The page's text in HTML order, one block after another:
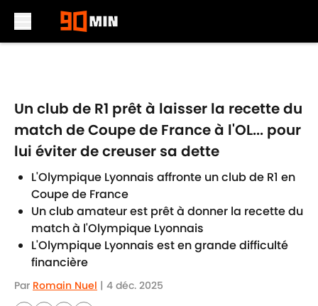
Un club de R1 prêt à laisser la recette du
match de Coupe de France à l'OL... pour
lui éviter de creuser sa dette
L'Olympique Lyonnais affronte un club de R1 en
Coupe de France
Un club amateur est prêt à donner la recette du
match à l'Olympique Lyonnais
L'Olympique Lyonnais est en grande difficulté
financière
Par Romain Nuel | 4 déc. 2025